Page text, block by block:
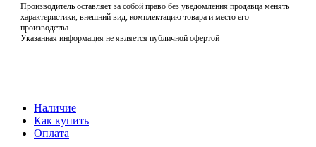
Производитель оставляет за собой право без уведомления продавца менять
характеристики, внешний вид, комплектацию товара и место его
производства.
Указанная информация не является публичной офертой
Наличие
Как купить
Оплата